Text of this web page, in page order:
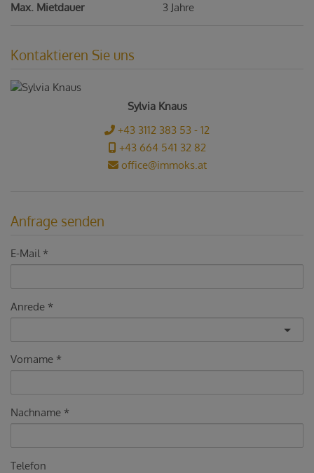
Max. Mietdauer
3 Jahre
Kontaktieren Sie uns
Sylvia Knaus
+43 3112 383 53 - 12
+43 664 541 32 82
office@immoks.at
Anfrage senden
E-Mail
Anrede
Vorname
Nachname
Telefon